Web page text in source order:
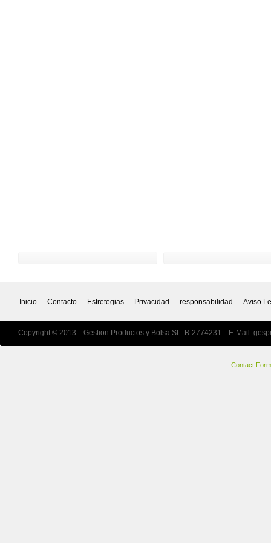
Inicio Contacto Estretegias Privacidad responsabilidad Aviso
Copyright © 2013 Gestion Productos y Bolsa SL B-2774231 E-Mail:
Contact Form